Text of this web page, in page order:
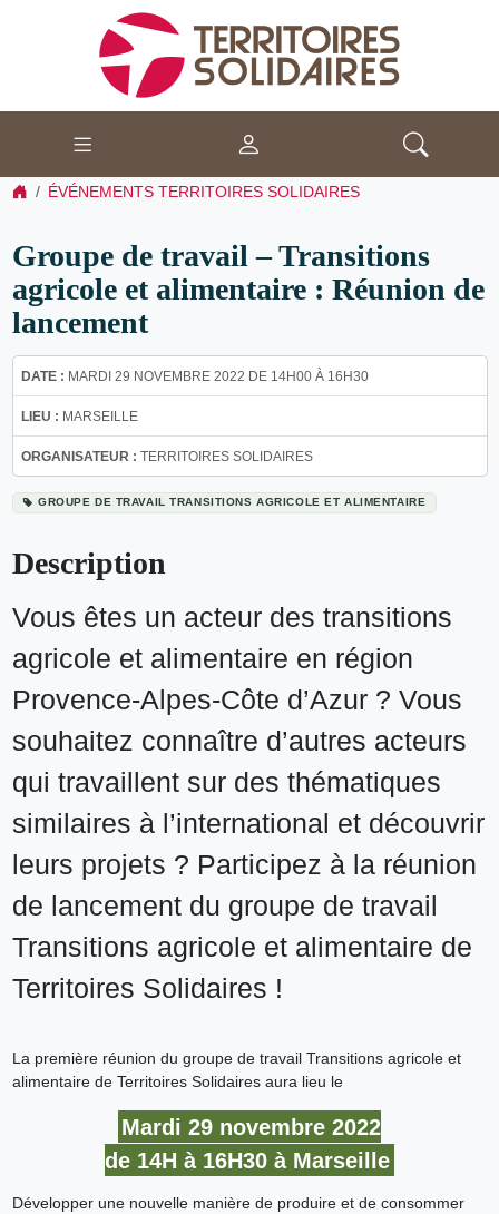
ÉVÉNEMENTS TERRITOIRES SOLIDAIRES
Groupe de travail – Transitions
agricole et alimentaire : Réunion de
lancement
DATE : MARDI 29 NOVEMBRE 2022 DE 14H00 À 16H30
LIEU : MARSEILLE
ORGANISATEUR : TERRITOIRES SOLIDAIRES
GROUPE DE TRAVAIL TRANSITIONS AGRICOLE ET ALIMENTAIRE
Description
Vous êtes un acteur des transitions
agricole et alimentaire en région
Provence-Alpes-Côte d’Azur ? Vous
souhaitez connaître d’autres acteurs
qui travaillent sur des thématiques
similaires à l’international et découvrir
leurs projets ? Participez à la réunion
de lancement du groupe de travail
Transitions agricole et alimentaire de
Territoires Solidaires !
La première réunion du groupe de travail Transitions agricole et
alimentaire de Territoires Solidaires aura lieu le
Mardi 29 novembre 2022
de 14H à 16H30 à Marseille
Développer une nouvelle manière de produire et de consommer